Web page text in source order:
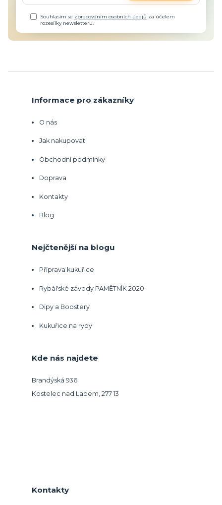
Souhlasím se zpracováním osobních údajů za účelem
rozesílky newsletteru.
Informace pro zákazníky
O nás
Jak nakupovat
Obchodní podmínky
Doprava
Kontakty
Blog
Nejčtenější na blogu
Příprava kukuřice
Rybářské závody PAMĚTNÍK 2020
Dipy a Boostery
Kukuřice na ryby
Kde nás najdete
Brandýská 936
Kostelec nad Labem, 277 13
Kontakty